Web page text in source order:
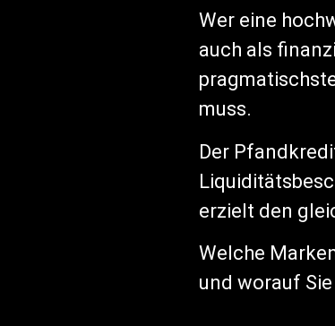
Wer eine
auch als
muss.
Der
erzielt den
Welche
und worauf